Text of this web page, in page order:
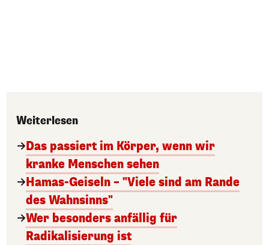
Weiterlesen
Das passiert im Körper, wenn wir
kranke Menschen sehen
Hamas-Geiseln – "Viele sind am Rande
des Wahnsinns"
Wer besonders anfällig für
Radikalisierung ist